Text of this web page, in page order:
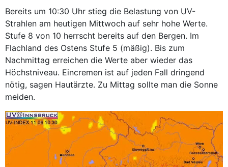
Bereits um 10:30 Uhr stieg die Belastung von UV-
Strahlen am heutigen Mittwoch auf sehr hohe Werte.
Stufe 8 von 10 herrscht bereits auf den Bergen. Im
Flachland des Ostens Stufe 5 (mäßig). Bis zum
Nachmittag erreichen die Werte aber wieder das
Höchstniveau. Eincremen ist auf jeden Fall dringend
nötig, sagen Hautärzte. Zu Mittag sollte man die Sonne
meiden.